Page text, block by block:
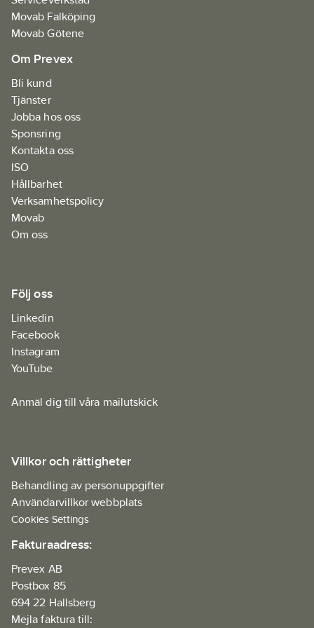
Movab Falköping
Movab Götene
Om Prevex
Bli kund
Tjänster
Jobba hos oss
Sponsring
Kontakta oss
ISO
Hållbarhet
Verksamhetspolicy
Movab
Om oss
Följ oss
Linkedin
Facebook
Instagram
YouTube
Anmäl dig till våra mailutskick
Villkor och rättigheter
Behandling av personuppgifter
Användarvillkor webbplats
Cookies Settings
Fakturaadress:
Prevex AB
Postbox 85
694 22 Hallsberg
Mejla faktura till: